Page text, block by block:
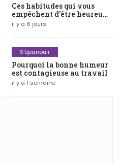
Ces habitudes qui vous
empêchent d'être heureux
au quotidien
il y a 6 jours
S'épanouir
Pourquoi la bonne humeur
est contagieuse au travail
il y a 1 semaine